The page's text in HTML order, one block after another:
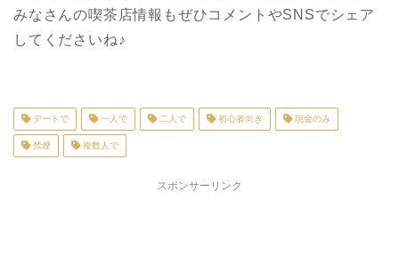
みなさんの喫茶店情報もぜひコメントやSNSでシェア
してくださいね♪
デートで 一人で 二人で 初心者向き 現金のみ
禁煙 複数人で
スポンサーリンク